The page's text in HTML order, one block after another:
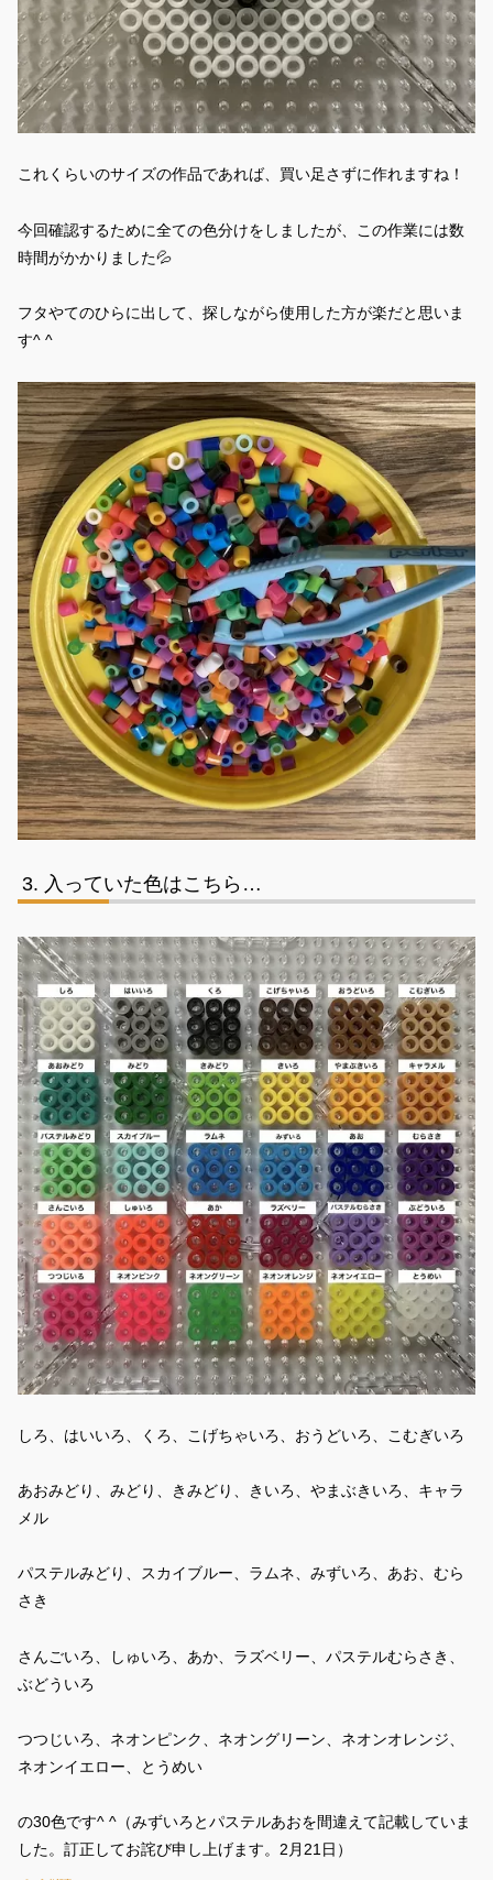
これくらいのサイズの作品であれば、買い足さずに作れますね！
今回確認するために全ての色分けをしましたが、この作業には数
時間がかかりました💦
フタやてのひらに出して、探しながら使用した方が楽だと思いま
す^ ^
入っていた色はこちら…
しろ、はいいろ、くろ、こげちゃいろ、おうどいろ、こむぎいろ
あおみどり、みどり、きみどり、きいろ、やまぶきいろ、キャラ
メル
パステルみどり、スカイブルー、ラムネ、みずいろ、あお、むら
さき
さんごいろ、しゅいろ、あか、ラズベリー、パステルむらさき、
ぶどういろ
つつじいろ、ネオンピンク、ネオングリーン、ネオンオレンジ、
ネオンイエロー、とうめい
の30色です^ ^（みずいろとパステルあおを間違えて記載していま
した。訂正してお詫び申し上げます。2月21日）